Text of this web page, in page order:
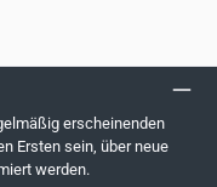
erscheinenden
Ersten sein, über neue
werden.